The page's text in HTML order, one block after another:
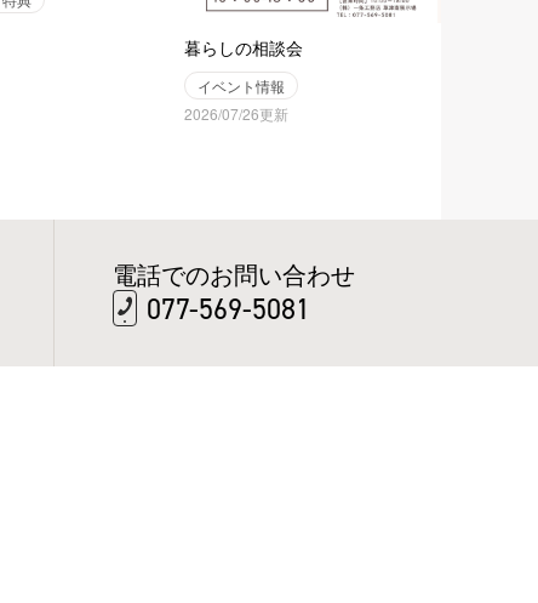
暮らしの相談会
イベント情報
2026/07/26更新
電話でのお問い合わせ
077-569-5081